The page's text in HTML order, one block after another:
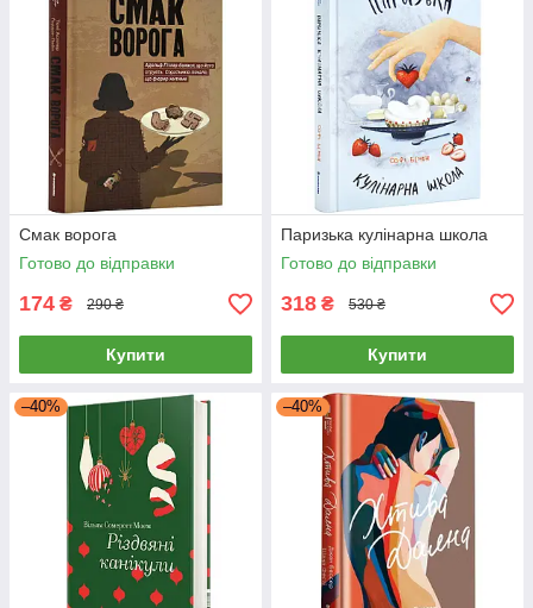
Смак ворога
Готово до відправки
174 ₴ 290 ₴
Купити
Паризька кулінарна школа
Готово до відправки
318 ₴ 530 ₴
Купити
–40% –40%